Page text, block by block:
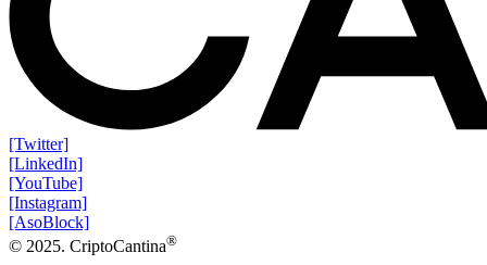
[Twitter]
[LinkedIn]
[YouTube]
[Instagram]
[AsoBlock]
© 2025. CriptoCantina®